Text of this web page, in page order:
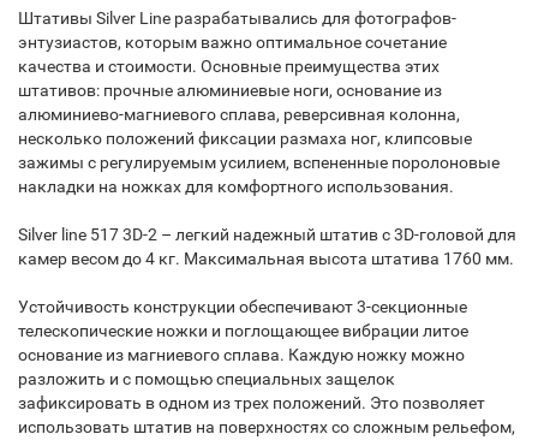
Штативы Silver Line разрабатывались для фотографов-
энтузиастов, которым важно оптимальное сочетание
качества и стоимости. Основные преимущества этих
штативов: прочные алюминиевые ноги, основание из
алюминиево-магниевого сплава, реверсивная колонна,
несколько положений фиксации размаха ног, клипсовые
зажимы с регулируемым усилием, вспененные поролоновые
накладки на ножках для комфортного использования.
Silver line 517 3D-2 – легкий надежный штатив с 3D-головой для
камер весом до 4 кг. Максимальная высота штатива 1760 мм.
Устойчивость конструкции обеспечивают 3-секционные
телескопические ножки и поглощающее вибрации литое
основание из магниевого сплава. Каждую ножку можно
разложить и с помощью специальных защелок
зафиксировать в одном из трех положений. Это позволяет
использовать штатив на поверхностях со сложным рельефом,